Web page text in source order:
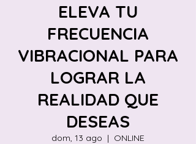
ELEVA TU
FRECUENCIA
VIBRACIONAL PARA
LOGRAR LA
REALIDAD QUE
DESEAS
dom, 13 ago
  |
ONLINE